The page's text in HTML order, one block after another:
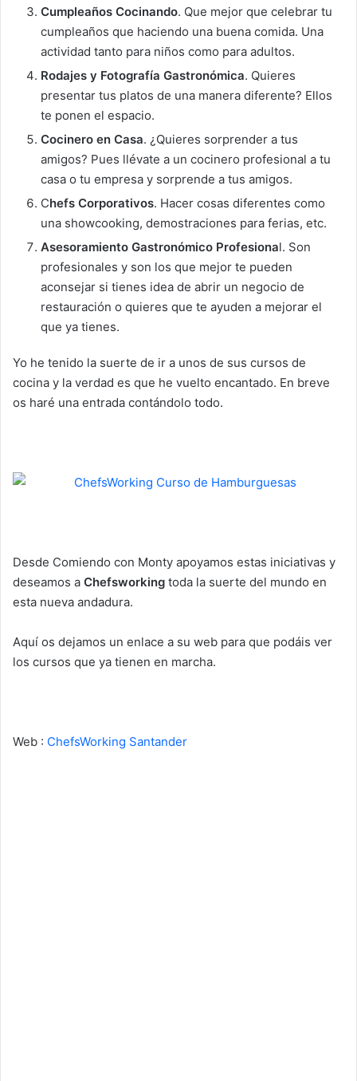
Cumpleaños Cocinando. Que mejor que celebrar tu
cumpleaños que haciendo una buena comida. Una
actividad tanto para niños como para adultos.
Rodajes y Fotografía Gastronómica. Quieres
presentar tus platos de una manera diferente? Ellos
te ponen el espacio.
Cocinero en Casa. ¿Quieres sorprender a tus
amigos? Pues llévate a un cocinero profesional a tu
casa o tu empresa y sorprende a tus amigos.
Chefs Corporativos. Hacer cosas diferentes como
una showcooking, demostraciones para ferias, etc.
Asesoramiento Gastronómico Profesional. Son
profesionales y son los que mejor te pueden
aconsejar si tienes idea de abrir un negocio de
restauración o quieres que te ayuden a mejorar el
que ya tienes.
Yo he tenido la suerte de ir a unos de sus cursos de
cocina y la verdad es que he vuelto encantado. En breve
os haré una entrada contándolo todo.
Desde Comiendo con Monty apoyamos estas iniciativas y
deseamos a Chefsworking toda la suerte del mundo en
esta nueva andadura.
Aquí os dejamos un enlace a su web para que podáis ver
los cursos que ya tienen en marcha.
Web : ChefsWorking Santander